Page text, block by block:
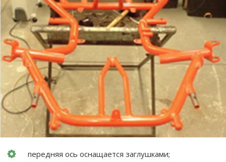
передняя ось оснащается заглушками;